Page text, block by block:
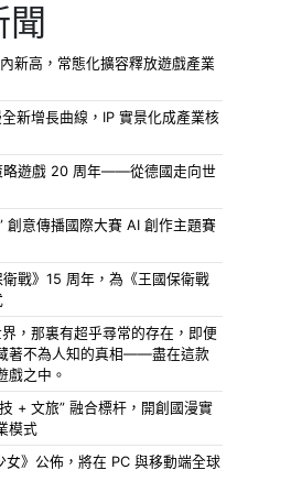
新高，常態化擴容釋放遊戲產業
新增長曲線，IP 實景化成產業核
略遊戲 20 周年——從德國走向世
創意傳播國際大賽 AI 創作主題賽
戰》15 周年，為《王國保衛戰
，那裏有超乎尋常的存在，即便
著不為人知的真相——盡在這款
戲之中。
+ 文旅” 融合標杆，開創國漫實
模式
女》公佈，將在 PC 與移動端全球